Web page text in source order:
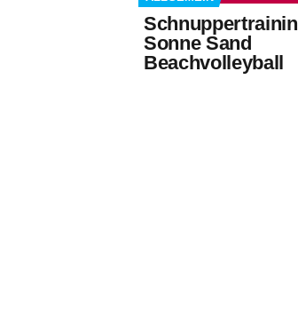
Sonne Sand
Beachvolleyball